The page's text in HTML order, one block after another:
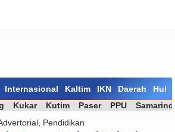
Internasional Kaltim IKN Daerah
Kukar Kutim Paser PPU
Pendidikan